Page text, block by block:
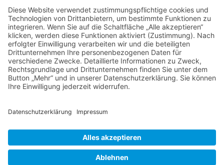
Impressum
Ralf Krauter – Science Reporter
Mehlemer Str. 15, 50968 Köln
USt-IdNr.: DE258510696
Kontakt
Tel.: 0221 / 27 18 396
Mail: